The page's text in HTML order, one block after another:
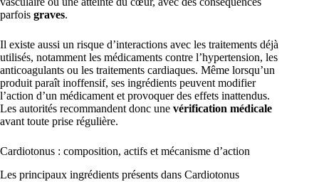
parfois graves.
Il existe aussi un risque d’interactions avec les traitements déjà
utilisés, notamment les médicaments contre l’hypertension, les
anticoagulants ou les traitements cardiaques. Même lorsqu’un
produit paraît inoffensif, ses ingrédients peuvent modifier
l’action d’un médicament et provoquer des effets inattendus.
Les autorités recommandent donc une vérification médicale
avant toute prise régulière.
Cardiotonus : composition, actifs et mécanisme d’action
Les principaux ingrédients présents dans Cardiotonus